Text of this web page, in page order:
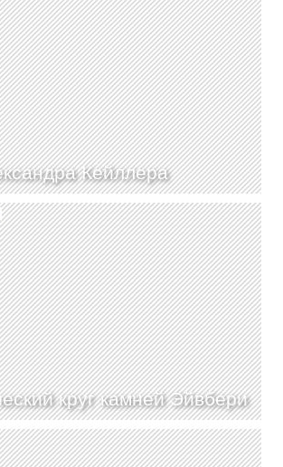
Кейллера
круг камней Эйвбери